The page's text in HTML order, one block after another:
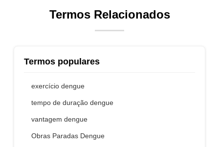
Termos Relacionados
Termos populares
exercício dengue
tempo de duração dengue
vantagem dengue
Obras Paradas Dengue